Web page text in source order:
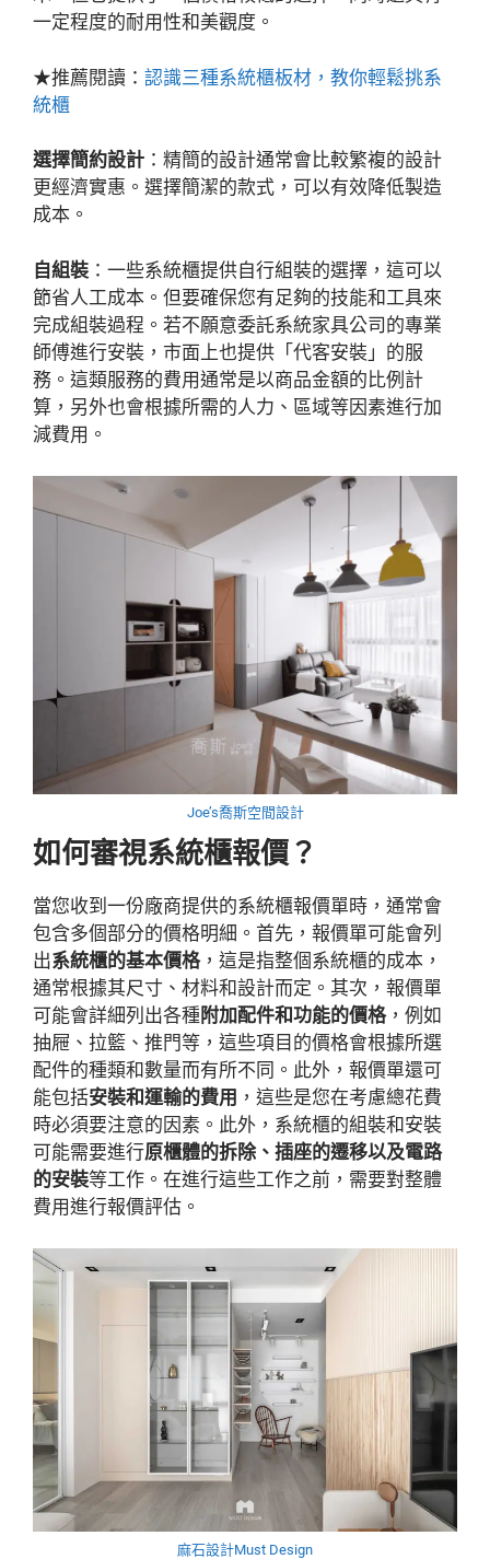
一定程度的耐用性和美觀度。
★推薦閱讀： 認識三種系統櫃板材，教你輕鬆挑系
統櫃
選擇簡約設計 ：精簡的設計通常會比較繁複的設計
更經濟實惠。選擇簡潔的款式，可以有效降低製造
成本。
自組裝 ：一些系統櫃提供自行組裝的選擇，這可以
節省人工成本。但要確保您有足夠的技能和工具來
完成組裝過程。若不願意委託系統家具公司的專業
師傅進行安裝，市面上也提供「代客安裝」的服
務。這類服務的費用通常是以商品金額的比例計
算，另外也會根據所需的人力、區域等因素進行加
減費用。
Joe’s喬斯空間設計
如何審視系統櫃報價？
當您收到一份廠商提供的系統櫃報價單時，通常會
包含多個部分的價格明細。首先，報價單可能會列
出系統櫃的基本價格，這是指整個系統櫃的成本，
通常根據其尺寸、材料和設計而定。其次，報價單
可能會詳細列出各種 附加配件和功能的價格，例如
抽屜、拉籃、推門等，這些項目的價格會根據所選
配件的種類和數量而有所不同。此外，報價單還可
能包括安裝和運輸的費用 ，這些是您在考慮總花費
時必須要注意的因素。此外，系統櫃的組裝和安裝
可能需要進行原櫃體的拆除、插座的遷移以及電路
的安裝等工作。在進行這些工作之前，需要對整體
費用進行報價評估。
麻石設計Must Design